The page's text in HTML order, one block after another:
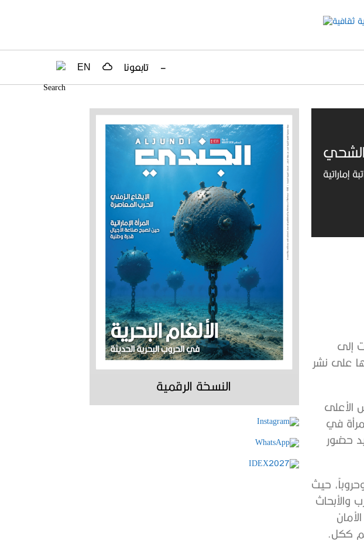
– تابعونا EN
إماراتية
إلى
على نشر
الأعلى
في
حضور
حيث
والأبحاث
ككل.
النسخة الرقمية